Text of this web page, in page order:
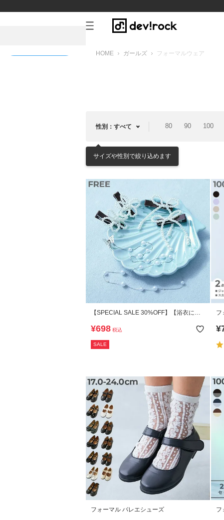
HOME ガールズ フォーマルウェア
性別：すべて 80 90 100
サイズや性別で絞り込めます
【SPECIAL SALE 30%OFF】【浴衣にも
セサリー
¥698 税込
SALE
フ
¥
フォーマル バレエシューズ フ